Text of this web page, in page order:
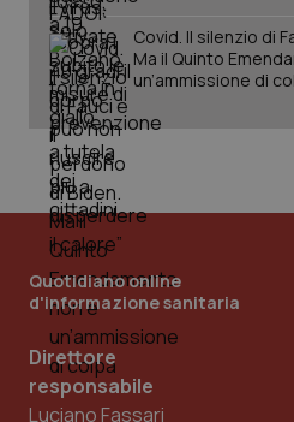
Covid. Il silenzio di
Ma il Quinto
un’ammissione di
Quotidiano online
d'informazione sanitaria
Direttore
responsabile
Luciano Fassari
PHPSESSID